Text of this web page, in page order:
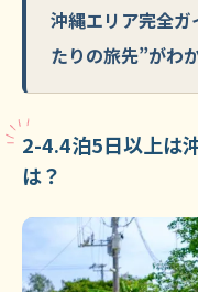
沖縄エリア完全
たりの旅先”がわ
2-4.4泊5日以上は
は？